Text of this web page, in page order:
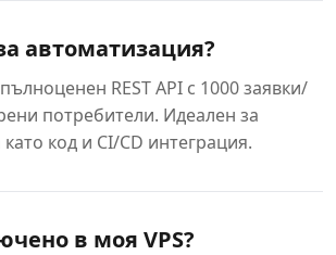
автоматизация?
REST API с 1000 заявки/
потребители. Идеален за
код и CI/CD интеграция.
в моя VPS?